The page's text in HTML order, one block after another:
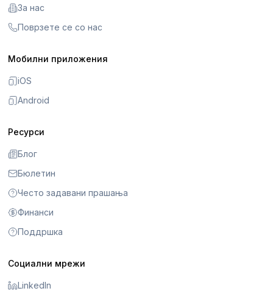
За нас
Поврзете се со нас
Мобилни приложения
iOS
Android
Ресурси
Блог
Бюлетин
Често задавани прашања
Финанси
Поддршка
Социални мрежи
LinkedIn